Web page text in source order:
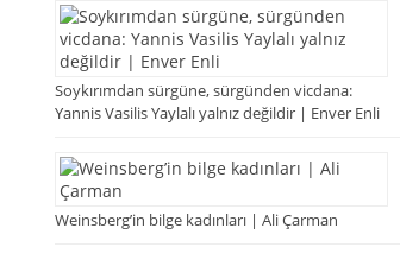
Soykırımdan sürgüne, sürgünden vicdana:
Yannis Vasilis Yaylalı yalnız değildir | Enver Enli
Weinsberg’in bilge kadınları | Ali Çarman